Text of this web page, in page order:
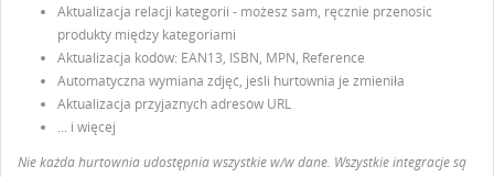
Aktualizacja relacji kategorii - możesz sam, ręcznie przenosic
produkty między kategoriami
Aktualizacja kodów: EAN13, ISBN, MPN, Reference
Automatyczna wymiana zdjęć, jeśli hurtownia je zmieniła
Aktualizacja przyjaznych adresów URL
... i więcej
Nie każda hurtownia udostępnia wszystkie w/w dane. Wszystkie integracje są